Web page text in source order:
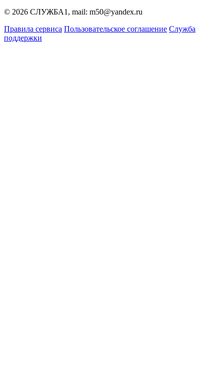
© 2026 СЛУЖБА1, mail: m50@yandex.ru
Правила сервиса Пользовательское соглашение Служба
поддержки